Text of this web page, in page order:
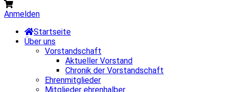
Anmelden
Startseite
Über uns
Vorstandschaft
Aktueller Vorstand
Chronik der Vorstandschaft
Ehrenmitglieder
Mitglieder ehrenhalber